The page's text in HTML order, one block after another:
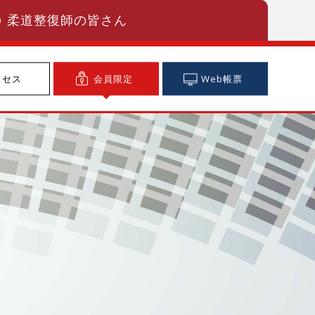
柔道整復師の皆さん
ス 会員限定 Web帳票